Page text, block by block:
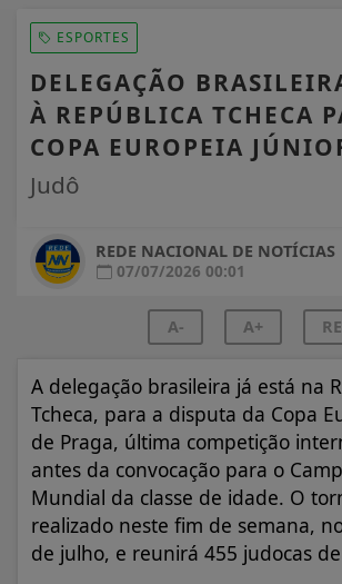
ESPORTES
DELEGAÇÃO
À REPÚBLICA TCHECA
COPA EUROPEIA
Judô
REDE NACIONAL DE NOTÍCIAS
07/07/2026 00:01
A- A+
A delegação brasileira já está na
Tcheca, para a disputa da Copa
de Praga, última competição
antes da convocação para o
Mundial da classe de idade. O
realizado neste fim de semana,
de julho, e reunirá 455 judocas